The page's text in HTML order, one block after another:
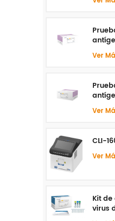
Ver
Ver
CLI-
Ver
Kit
virus
mono